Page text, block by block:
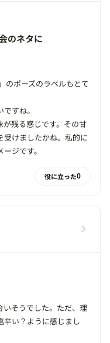
のネタに
のポーズのラベルもとて
すね。
が残る感じです。その甘
受けましたかね。私的に
ジです。
役に立った0
いそうでした。ただ、理
辛い？ように感じまし